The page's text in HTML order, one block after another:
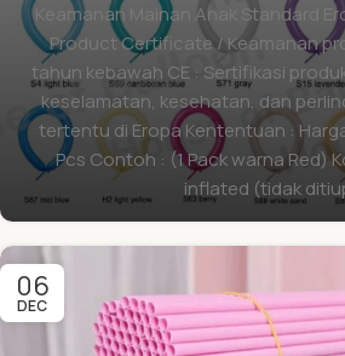
Keamanan Mainan Anak Standard
Product Certificate / Keamanan
tahun kebawah CE : Sertifikasi
keselamatan, kesehatan, dan
tertentu di Eropa Kententuan :
Pcs Contoh : (1 Pack warna Red)
inflated (tidak
06
DEC